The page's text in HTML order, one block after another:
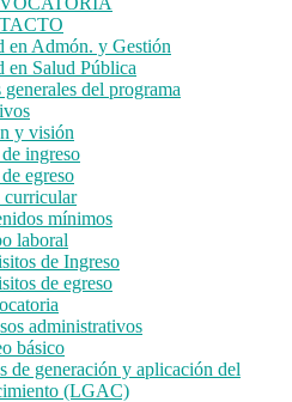
en Admón. y Gestión
en Salud Pública
generales del programa
y visión
ingreso
egreso
curricular
mínimos
laboral
de Ingreso
de egreso
administrativos
básico
de generación y aplicación del
(LGAC)